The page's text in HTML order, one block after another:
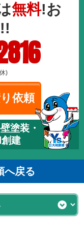
無料!お
)
依頼
塗装・
建
へ戻る